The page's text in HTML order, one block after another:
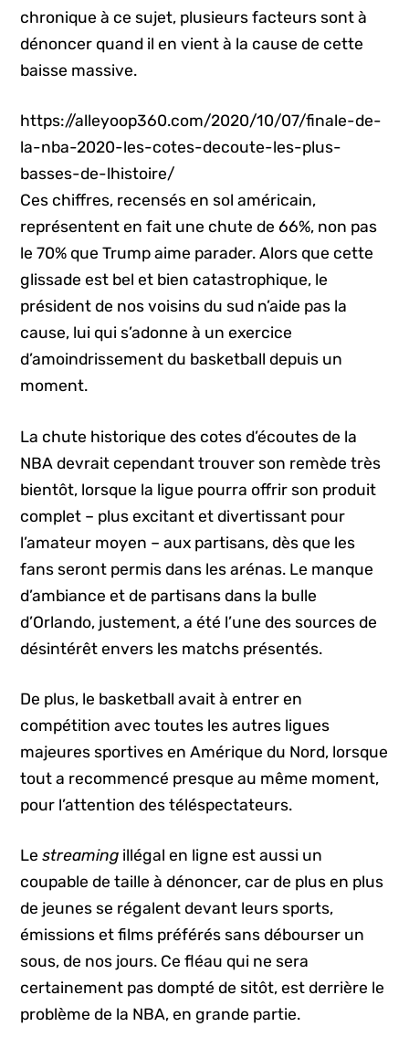
chronique à ce sujet, plusieurs facteurs sont à
dénoncer quand il en vient à la cause de cette
baisse massive.
https://alleyoop360.com/2020/10/07/finale-de-
la-nba-2020-les-cotes-decoute-les-plus-
basses-de-lhistoire/
Ces chiffres, recensés en sol américain,
représentent en fait une chute de 66%, non pas
le 70% que Trump aime parader. Alors que cette
glissade est bel et bien catastrophique, le
président de nos voisins du sud n’aide pas la
cause, lui qui s’adonne à un exercice
d’amoindrissement du basketball depuis un
moment.
La chute historique des cotes d’écoutes de la
NBA devrait cependant trouver son remède très
bientôt, lorsque la ligue pourra offrir son produit
complet – plus excitant et divertissant pour
l’amateur moyen – aux partisans, dès que les
fans seront permis dans les arénas. Le manque
d’ambiance et de partisans dans la bulle
d’Orlando, justement, a été l’une des sources de
désintérêt envers les matchs présentés.
De plus, le basketball avait à entrer en
compétition avec toutes les autres ligues
majeures sportives en Amérique du Nord, lorsque
tout a recommencé presque au même moment,
pour l’attention des téléspectateurs.
Lestreaming illégal en ligne est aussi un
coupable de taille à dénoncer, car de plus en plus
de jeunes se régalent devant leurs sports,
émissions et films préférés sans débourser un
sous, de nos jours. Ce fléau qui ne sera
certainement pas dompté de sitôt, est derrière le
problème de la NBA, en grande partie.